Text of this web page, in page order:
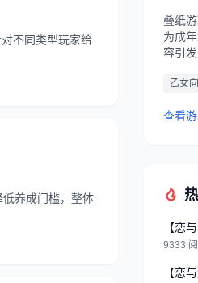
不同类型玩家给
养成门槛，整体
叠纸
为成
容引
乙女
查看
【恋
9333
【恋